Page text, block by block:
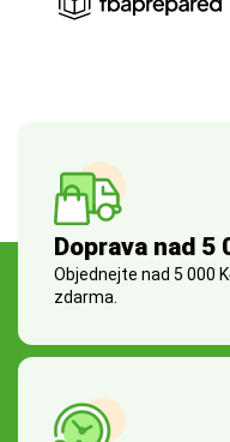
Doprava nad 5
Objednejte nad 5 000
zdarma.